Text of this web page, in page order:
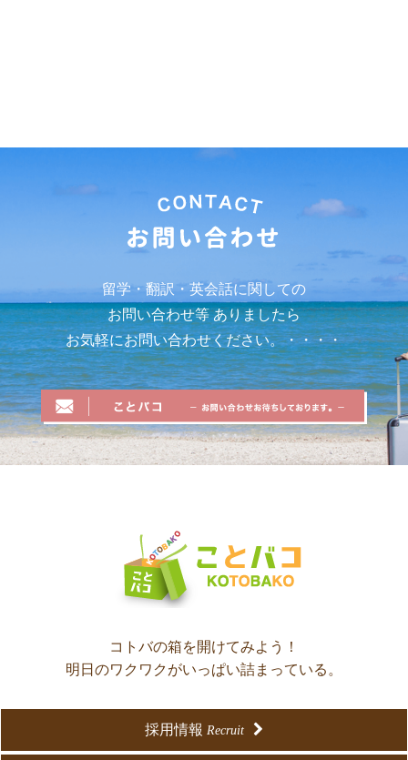
留学・翻訳・英会話に関しての
お問い合わせ等ありましたら
お気軽にお問い合わせください。・・・・
コトバの箱を開けてみよう！
明日のワクワクがいっぱい詰まっている。
採用情報 Recruit